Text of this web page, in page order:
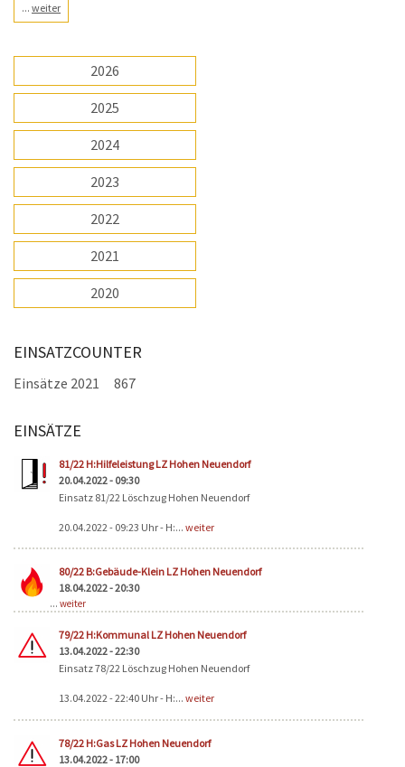
... weiter
2026
2025
2024
2023
2022
2021
2020
EINSATZCOUNTER
Einsätze 2021 867
EINSÄTZE
81/22 H:Hilfeleistung LZ Hohen Neuendorf
20.04.2022 - 09:30
Einsatz 81/22 Löschzug Hohen Neuendorf
20.04.2022 - 09:23 Uhr - H:... weiter
80/22 B:Gebäude-Klein LZ Hohen Neuendorf
18.04.2022 - 20:30
... weiter
79/22 H:Kommunal LZ Hohen Neuendorf
13.04.2022 - 22:30
Einsatz 78/22 Löschzug Hohen Neuendorf
13.04.2022 - 22:40 Uhr - H:... weiter
78/22 H:Gas LZ Hohen Neuendorf
13.04.2022 - 17:00
Seiten